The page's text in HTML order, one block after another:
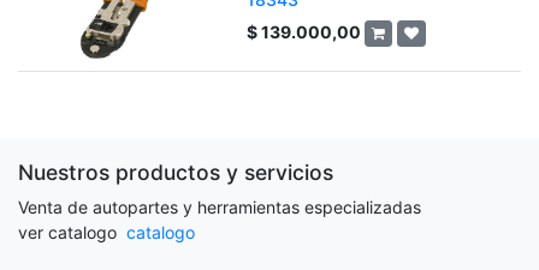
$139.000,00
Nuestros productos y servicios
Venta de autopartes y herramientas especializadas
ver catalogo catalogo